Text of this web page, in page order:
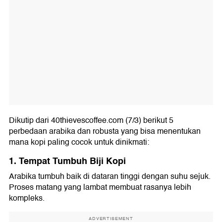
Dikutip dari 40thievescoffee.com (7/3) berikut 5
perbedaan arabika dan robusta yang bisa menentukan
mana kopi paling cocok untuk dinikmati:
1. Tempat Tumbuh Biji Kopi
Arabika tumbuh baik di dataran tinggi dengan suhu sejuk.
Proses matang yang lambat membuat rasanya lebih
kompleks.
ADVERTISEMENT